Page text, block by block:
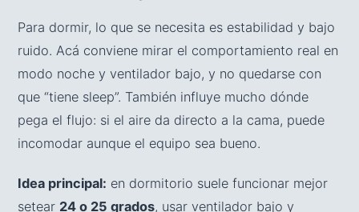
Para dormir, lo que se necesita es estabilidad y bajo
ruido. Acá conviene mirar el comportamiento real en
modo noche y ventilador bajo, y no quedarse con
que “tiene sleep”. También influye mucho dónde
pega el flujo: si el aire da directo a la cama, puede
incomodar aunque el equipo sea bueno.
Idea principal: en dormitorio suele funcionar mejor
setear 24 o 25 grados, usar ventilador bajo y